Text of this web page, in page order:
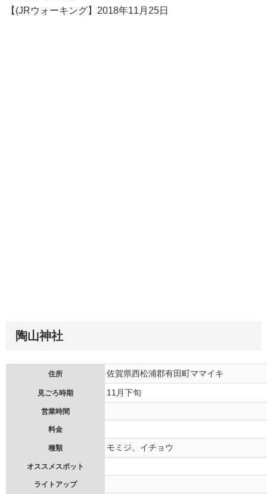
【(JRウォーキング】2018年11月25日
陶山神社
住所 佐賀県西松浦郡有田町ママイキ
見ごろ時期 11月下旬
営業時間
料金
種類 モミジ、イチョウ
オススメスポット
ライトアップ